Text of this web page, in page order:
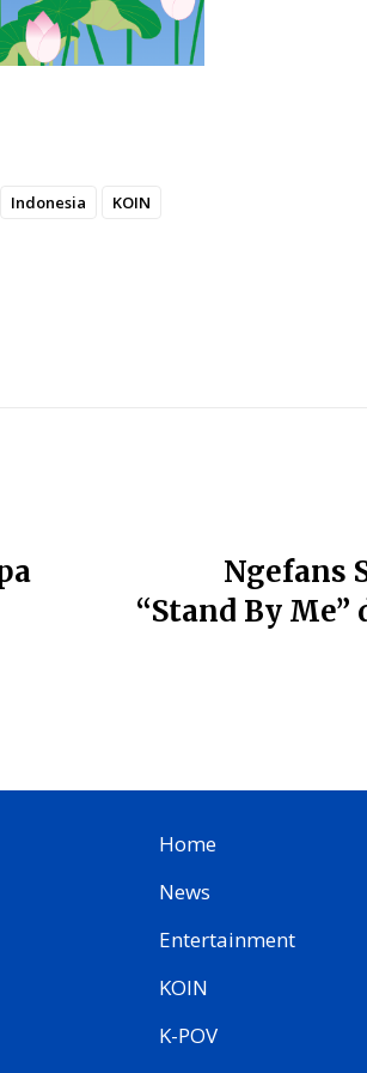
Indonesia
KOIN
Ngefans
“Stand By
Home
News
Entertainment
KOIN
K-POV